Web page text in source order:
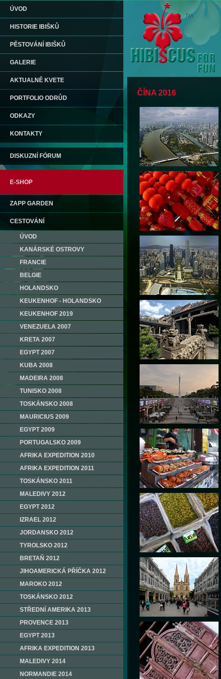
ÚVOD
HISTORIE IBIŠKŮ
PĚSTOVÁNÍ IBIŠKŮ
GALERIE
AKTUALNĚ KVETE
PORTFOLIO ODRŮD
ODKAZY
KONTAKTY
DISKUZNÍ FÓRUM
E-SHOP
ZAPP GARDEN
CESTOVÁNÍ
ÚVOD
KANÁRSKÉ OSTROVY
FRANCIE
BELGIE
HOLANDSKO
KEUKENHOF - HOLANDSKO
KEUKENHOF 2019
VENEZUELA 2007
KRETA 2007
EGYPT 2007
KUBA 2008
MADEIRA 2008
TUNISKO 2008
TOSKÁNSKO 2008
MAURICIUS 2009
EGYPT 2009
PORTUGALSKO 2009
AFRIKA EXPEDITION 2010
AFRIKA EXPEDITION 2011
TOSKÁNSKO 2011
MALEDIVY 2012
EGYPT 2012
IZRAEL 2012
JORDANSKO 2012
TYROLSKO 2012
BRETAŇ 2012
JIHOAMERICKÁ PŘÍČKA 2012
MAROKO 2012
TOSKÁNSKO 2012
STŘEDNÍ AMERIKA 2013
PROVENCE 2013
EGYPT 2013
AFRIKA EXPEDITION 2013
MALEDIVY 2014
NORMANDIE 2014
ČÍNA 2016